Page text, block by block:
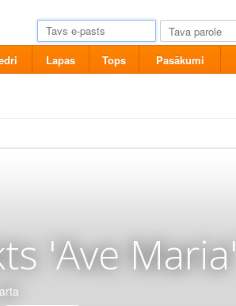
Lapas Tops Pasākumi
'Ave Maria'